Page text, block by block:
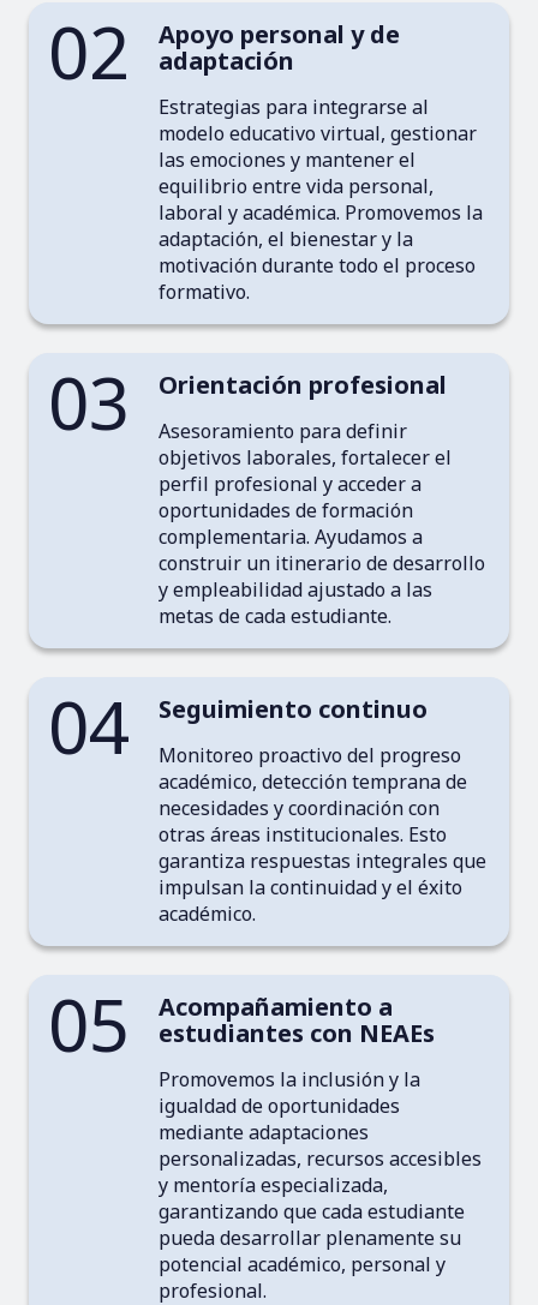
02
Apoyo personal y de
adaptación
Estrategias para integrarse al
modelo educativo virtual, gestionar
las emociones y mantener el
equilibrio entre vida personal,
laboral y académica. Promovemos la
adaptación, el bienestar y la
motivación durante todo el proceso
formativo.
03 Orientación profesional
Asesoramiento para definir
objetivos laborales, fortalecer el
perfil profesional y acceder a
oportunidades de formación
complementaria. Ayudamos a
construir un itinerario de desarrollo
y empleabilidad ajustado a las
metas de cada estudiante.
04 Seguimiento continuo
Monitoreo proactivo del progreso
académico, detección temprana de
necesidades y coordinación con
otras áreas institucionales. Esto
garantiza respuestas integrales que
impulsan la continuidad y el éxito
académico.
05
Acompañamiento a
estudiantes con NEAEs
Promovemos la inclusión y la
igualdad de oportunidades
mediante adaptaciones
personalizadas, recursos accesibles
y mentoría especializada,
garantizando que cada estudiante
pueda desarrollar plenamente su
potencial académico, personal y
profesional.